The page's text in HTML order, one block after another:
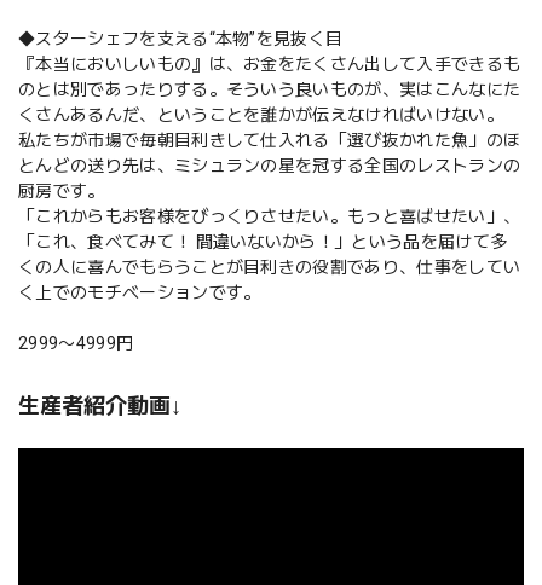
◆スターシェフを支える“本物”を見抜く目
『本当においしいもの』は、お金をたくさん出して入手できるも
のとは別であったりする。そういう良いものが、実はこんなにた
くさんあるんだ、ということを誰かが伝えなければいけない。
私たちが市場で毎朝目利きして仕入れる「選び抜かれた魚」のほ
とんどの送り先は、ミシュランの星を冠する全国のレストランの
厨房です。
「これからもお客様をびっくりさせたい。もっと喜ばせたい」、
「これ、食べてみて！ 間違いないから！」という品を届けて多
くの人に喜んでもらうことが目利きの役割であり、仕事をしてい
く上でのモチベーションです。
2999〜4999円
生産者紹介動画↓